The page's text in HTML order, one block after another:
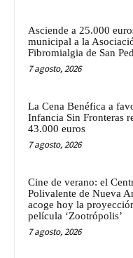
Asciende a 25.000
municipal a la
Fibromialgia de San
7 agosto, 2026
La Cena Benéfica a
Infancia Sin Fronteras
43.000 euros
7 agosto, 2026
Cine de verano: el
Polivalente de Nueva
acoge hoy la
película ‘Zootrópolis’
7 agosto, 2026